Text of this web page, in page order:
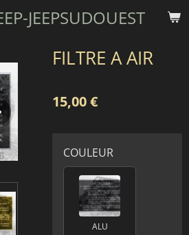
JEEPSUDOUEST
FILTRE A AIR
15,00 €
COULEUR
ALU